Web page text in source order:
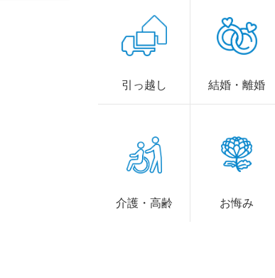
引っ越し 結婚・離婚
介護・高齢 お悔み